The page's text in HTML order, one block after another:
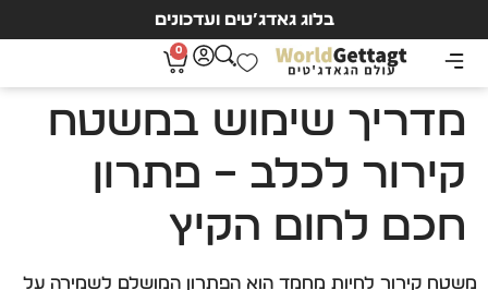
בלוג גאדג’טים ועדכונים
0
מדריך שימוש במשטח
קירור לכלב – פתרון
חכם לחום הקיץ
משטח קירור לחיות מחמד הוא הפתרון המושלם לשמירה על